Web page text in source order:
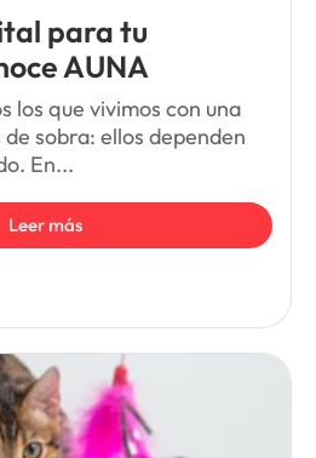
para tu
AUNA
los que vivimos con una
sobra: ellos dependen
En...
Leer más